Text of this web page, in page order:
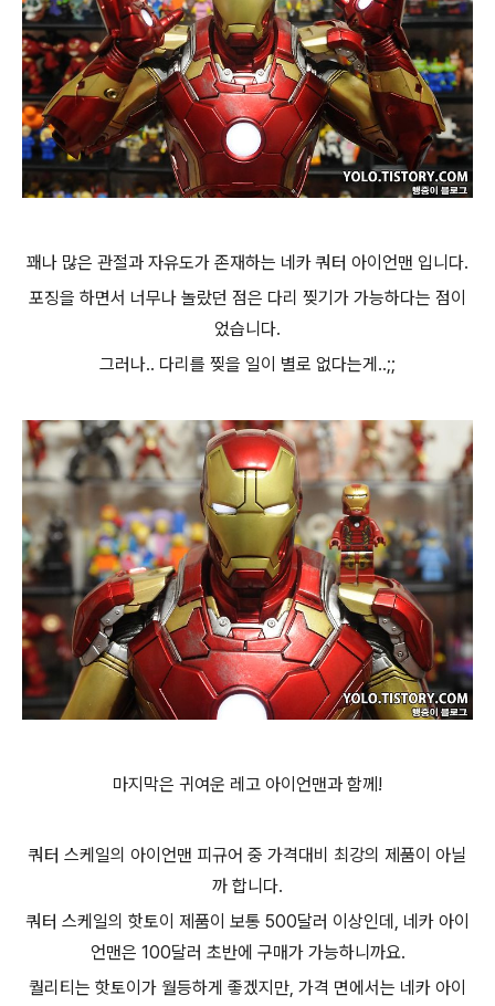
꽤나 많은 관절과 자유도가 존재하는 네카 쿼터 아이언맨 입니다.
포징을 하면서 너무나 놀랐던 점은 다리 찢기가 가능하다는 점이
었습니다.
그러나.. 다리를 찢을 일이 별로 없다는게..;;
마지막은 귀여운 레고 아이언맨과 함께!
쿼터 스케일의 아이언맨 피규어 중 가격대비 최강의 제품이 아닐
까 합니다.
쿼터 스케일의 핫토이 제품이 보통 500달러 이상인데, 네카 아이
언맨은 100달러 초반에 구매가 가능하니까요.
퀄리티는 핫토이가 월등하게 좋겠지만, 가격 면에서는 네카 아이